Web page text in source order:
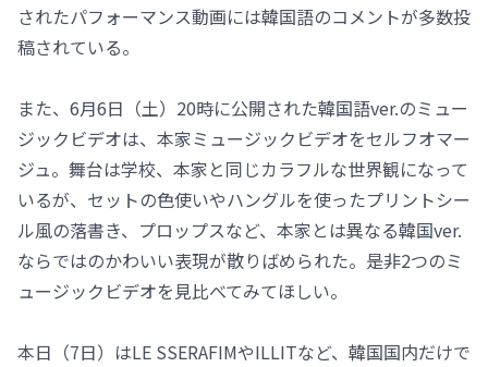
されたパフォーマンス動画には韓国語のコメントが多数投
稿されている。
また、6月6日（土）20時に公開された韓国語ver.のミュー
ジックビデオは、本家ミュージックビデオをセルフオマー
ジュ。舞台は学校、本家と同じカラフルな世界観になって
いるが、セットの色使いやハングルを使ったプリントシー
ル風の落書き、プロップスなど、本家とは異なる韓国ver.
ならではのかわいい表現が散りばめられた。是非2つのミ
ュージックビデオを見比べてみてほしい。
本日（7日）はLE SSERAFIMやILLITなど、韓国国内だけで